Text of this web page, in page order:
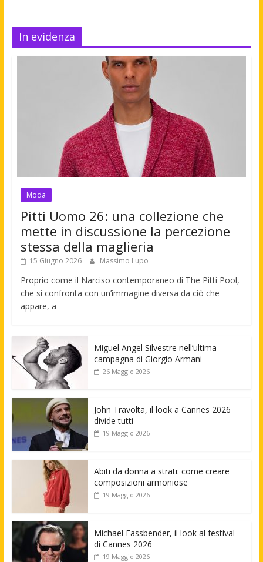
In evidenza
Moda
Pitti Uomo 26: una collezione che
mette in discussione la percezione
stessa della maglieria
15 Giugno 2026 Massimo Lupo
Proprio come il Narciso contemporaneo di The Pitti Pool,
che si confronta con un’immagine diversa da ciò che
appare, a
Miguel Angel Silvestre nell’ultima
campagna di Giorgio Armani
26 Maggio 2026
John Travolta, il look a Cannes 2026
divide tutti
19 Maggio 2026
Abiti da donna a strati: come creare
composizioni armoniose
19 Maggio 2026
Michael Fassbender, il look al festival
di Cannes 2026
19 Maggio 2026